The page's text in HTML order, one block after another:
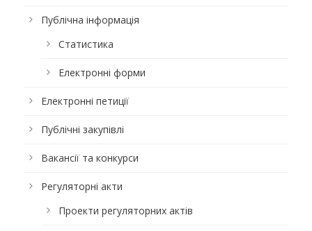
Публічна інформація
Статистика
Електронні форми
Електронні петиції
Публічні закупівлі
Вакансії та конкурси
Регуляторні акти
Проекти регуляторних актів